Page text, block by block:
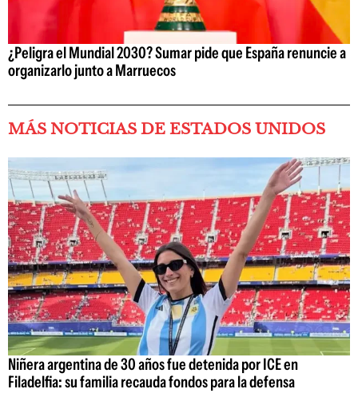
¿Peligra el Mundial 2030? Sumar pide que España renuncie a
organizarlo junto a Marruecos
MÁS NOTICIAS DE ESTADOS UNIDOS
Niñera argentina de 30 años fue detenida por ICE en
Filadelfia: su familia recauda fondos para la defensa